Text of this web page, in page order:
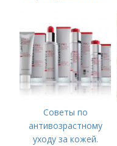
Советы по
антивозрастному
уходу за кожей.